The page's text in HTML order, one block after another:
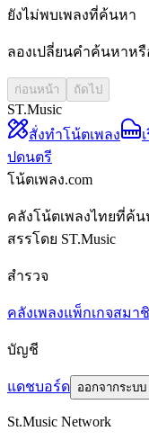
ยังไม่พบเพลงที่ค้นหา
ลองเปลี่ยนคำค้นหาหรื
ก่อนหน้า ถัดไป
ST.Music
สั่งทำโน้ตเพลง
ปดนตรี
โน้ตเพลง.com
คลังโน้ตเพลงไทยที่ค้
สรรโดย ST.Music
สำรวจ
คลังเพลงแพ็กเกจสมา
บัญชี
แดชบอร์ด ออกจากระบบ
St.Music Network